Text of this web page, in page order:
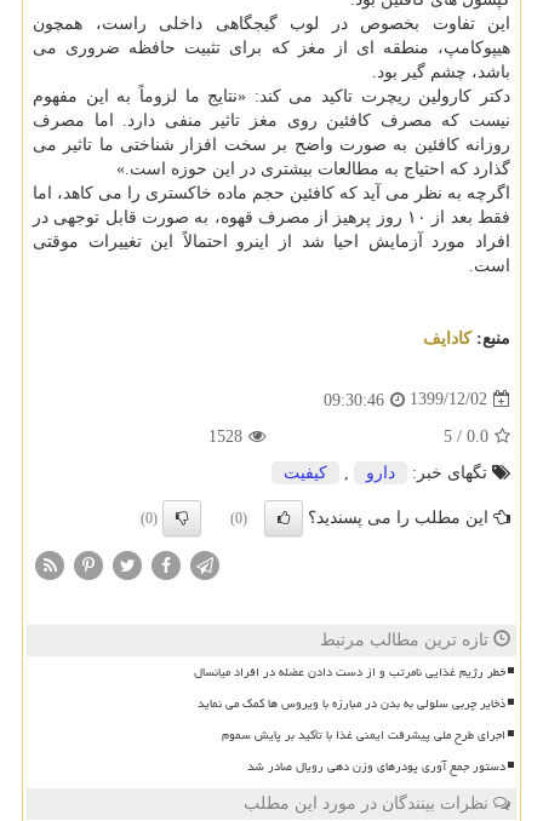
این تفاوت بخصوص در لوب گیجگاهی داخلی راست، همچون
هیپوکامپ، منطقه ای از مغز که برای تثبیت حافظه ضروری می
باشد، چشم گیر بود.
دکتر کارولین ریچرت تاکید می کند: «نتایج ما لزوماً به این مفهوم
نیست که مصرف کافئین روی مغز تاثیر منفی دارد. اما مصرف
روزانه کافئین به صورت واضح بر سخت افزار شناختی ما تاثیر می
گذارد که احتیاج به مطالعات بیشتری در این حوزه است.»
اگرچه به نظر می آید که کافئین حجم ماده خاکستری را می کاهد، اما
فقط بعد از ۱۰ روز پرهیز از مصرف قهوه، به صورت قابل توجهی در
افراد مورد آزمایش احیا شد از اینرو احتمالاً این تغییرات موقتی
است.
منبع:كادایف
1399/12/02
09:30:46
0.0
/
5
1528
تگهای خبر:
دارو كیفیت
این مطلب را می پسندید؟ (0)
(0)
تازه ترین مطالب مرتبط
خطر رژیم غذایی نامرتب و از دست دادن عضله در افراد میانسال
ذخایر چربی سلولی به بدن در مبارزه با ویروس ها کمک می نماید
اجرای طرح ملی پیشرفت ایمنی غذا با تأکید بر پایش سموم
دستور جمع آوری پودرهای وزن دهی رویال صادر شد
نظرات بینندگان در مورد این مطلب